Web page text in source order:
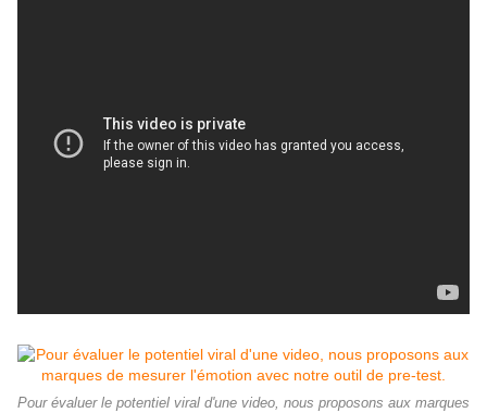
Pour évaluer le potentiel viral d'une video, nous proposons aux marques